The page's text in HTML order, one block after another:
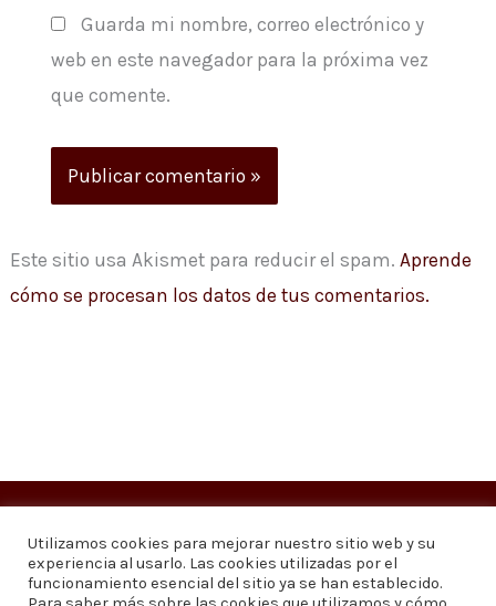
Guarda mi nombre, correo electrónico y
web en este navegador para la próxima vez
que comente.
Este sitio usa Akismet para reducir el spam.Aprende
cómo se procesan los datos de tus comentarios.
Copyright © 2026Visión 20/20 Noticias
Visión 20/20 Noticias - Edición 1.095
Utilizamos cookies para mejorar nuestro sitio web y su
experiencia al usarlo. Las cookies utilizadas por el
funcionamiento esencial del sitio ya se han establecido.